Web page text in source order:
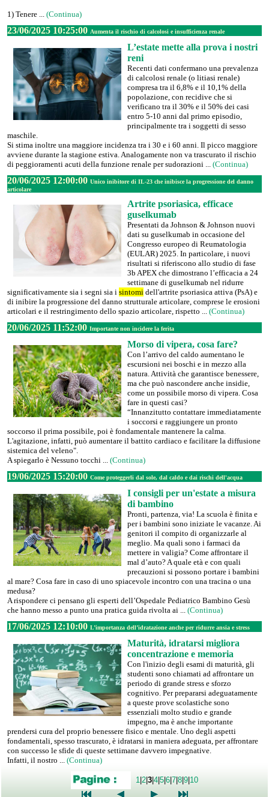
1) Tenere ... (Continua)
23/06/2025 10:25:00 Aumenta il rischio di calcolosi e insufficienza renale
L’estate mette alla prova i nostri
reni
Recenti dati confermano una prevalenza
di calcolosi renale (o litiasi renale)
compresa tra il 6,8% e il 10,1% della
popolazione, con recidive che si
verificano tra il 30% e il 50% dei casi
entro 5-10 anni dal primo episodio,
principalmente tra i soggetti di sesso
maschile.
Si stima inoltre una maggiore incidenza tra i 30 e i 60 anni. Il picco maggiore
avviene durante la stagione estiva. Analogamente non va trascurato il rischio
di peggioramenti acuti della funzione renale per sudorazioni ... (Continua)
20/06/2025 12:00:00 Unico inibitore di IL-23 che inibisce la progressione del danno
articolare
Artrite psoriasica, efficace
guselkumab
Presentati da Johnson & Johnson nuovi
dati su guselkumab in occasione del
Congresso europeo di Reumatologia
(EULAR) 2025. In particolare, i nuovi
risultati si riferiscono allo studio di fase
3b APEX che dimostrano l’efficacia a 24
settimane di guselkumab nel ridurre
significativamente sia i segni sia i sintomi dell'artrite psoriasica attiva (PsA) e
di inibire la progressione del danno strutturale articolare, comprese le erosioni
articolari e il restringimento dello spazio articolare, rispetto ... (Continua)
20/06/2025 11:52:00 Importante non incidere la ferita
Morso di vipera, cosa fare?
Con l’arrivo del caldo aumentano le
escursioni nei boschi e in mezzo alla
natura. Attività che garantisce benessere,
ma che può nascondere anche insidie,
come un possibile morso di vipera. Cosa
fare in questi casi?
“Innanzitutto contattare immediatamente
i soccorsi e raggiungere un pronto
soccorso il prima possibile, poi è fondamentale mantenere la calma.
L'agitazione, infatti, può aumentare il battito cardiaco e facilitare la diffusione
sistemica del veleno".
A spiegarlo è Nessuno tocchi ... (Continua)
19/06/2025 15:20:00 Come proteggerli dal sole, dal caldo e dai rischi dell'acqua
I consigli per un'estate a misura
di bambino
Pronti, partenza, via! La scuola è finita e
per i bambini sono iniziate le vacanze. Ai
genitori il compito di organizzarle al
meglio. Ma quali sono i farmaci da
mettere in valigia? Come affrontare il
mal d’auto? A quale età e con quali
precauzioni si possono portare i bambini
al mare? Cosa fare in caso di uno spiacevole incontro con una tracina o una
medusa?
A rispondere ci pensano gli esperti dell’Ospedale Pediatrico Bambino Gesù
che hanno messo a punto una pratica guida rivolta ai ... (Continua)
17/06/2025 12:10:00 L’importanza dell’idratazione anche per ridurre ansia e stress
Maturità, idratarsi migliora
concentrazione e memoria
Con l'inizio degli esami di maturità, gli
studenti sono chiamati ad affrontare un
periodo di grande stress e sforzo
cognitivo. Per prepararsi adeguatamente
a queste prove scolastiche sono
essenziali molto studio e grande
impegno, ma è anche importante
prendersi cura del proprio benessere fisico e mentale. Uno degli aspetti
fondamentali, spesso trascurato, è idratarsi in maniera adeguata, per affrontare
con successo le sfide di queste settimane davvero impegnative.
Infatti, il nostro ... (Continua)
1 |2|3|4|5|6|7|8|9|10